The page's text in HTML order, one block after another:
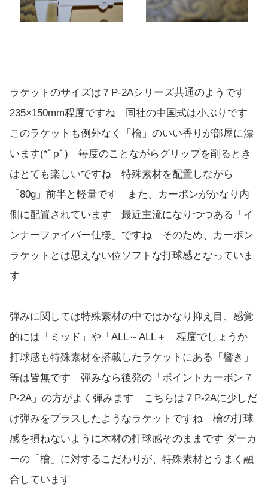
ラケットのサイズは７P-2Aシリーズ共通のようです
235×150mm程度ですね 同社の中国式は小ぶりです
このラケットも例外なく「檜」のいい香りが部屋に漂
います(*ﾟρﾟ) 毎度のことながらグリップを削るとき
はとても楽しいですね 特殊素材を配置しながら
「80g」前半と軽量です また、カーボンがかなり内
側に配置されています 最近主流になりつつある「イ
ンナーファイバー仕様」ですね そのため、カーボン
ラケットとは思えない位ソフトな打球感となっていま
す
弾みに関しては特殊素材の中ではかなり抑え目、感覚
的には「ミッド」や「ALL～ALL＋」程度でしょうか
打球感も特殊素材を搭載したラケットにある「響き」
等は皆無です 弾みなら後発の「ポイントカーボン７
P-2A」の方がよく弾みます こちらは７P-2Aに少しだ
け弾みをプラスしたようなラケットですね 檜の打球
感を損ねないように木材の打球感そのままです ダーカ
ーの「檜」に対するこだわりが、特殊素材とうまく融
合しています